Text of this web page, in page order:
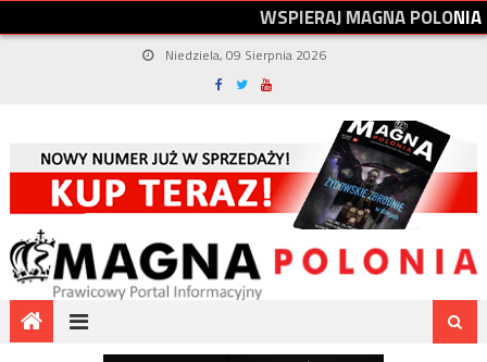
WSPIERAJMAGNAPOLONIA
Niedziela, 09 Sierpnia 2026